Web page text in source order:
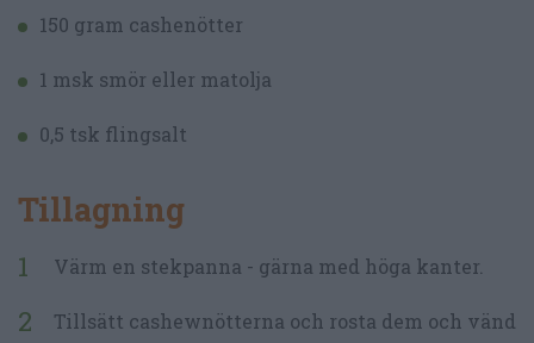
150 gram cashenötter
1 msk smör eller matolja
0,5 tsk flingsalt
Tillagning
Värm en stekpanna - gärna med höga kanter.
Tillsätt cashewnötterna och rosta dem och vänd